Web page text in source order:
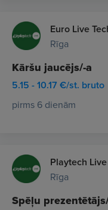
Euro Live
Rīga
Kāršu jaucējs/-a
5.15 - 10.17 €/st. bruto
pirms 6 dienām
Playtech
Rīga
Spēļu